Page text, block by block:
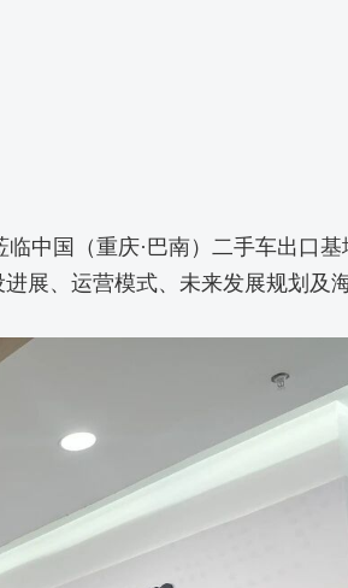
中国（重庆·巴南）二手车出口
展、运营模式、未来发展规划及